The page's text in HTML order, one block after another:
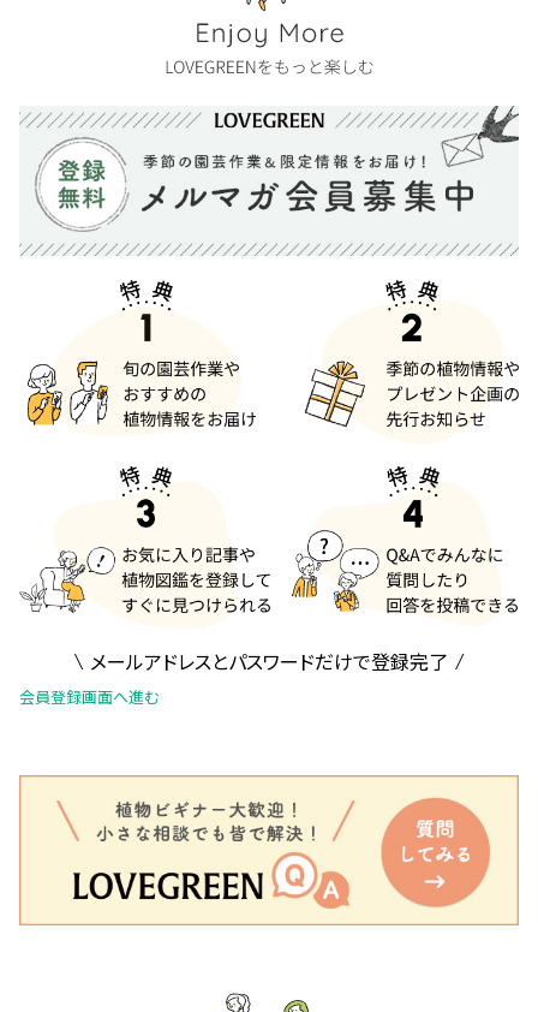
メールアドレスとパスワードだけで登録完了
会員登録画面へ進む